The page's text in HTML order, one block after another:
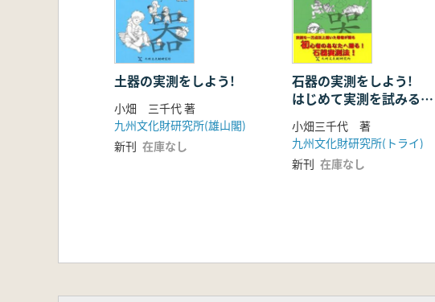
土器の実測をしよう!
小畑 三千代 著
九州文化財研究所(雄山閣)
新刊 在庫なし
石器の実測をしよう!
はじめて実測を試みるあ
なたへ
小畑三千代 著
九州文化財研究所(トライ)
新刊 在庫なし